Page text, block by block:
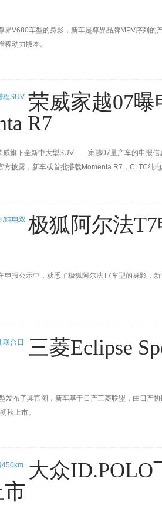
界V680车型的身影，新车是尊界品牌MPV序列
动力版本。
荣威家越07
R7
旗下全新中大型SUV——家越07量产车的申报
方披露，新车或首批搭载Momenta R7，CLTC纯
极狐阿尔法
申报公示中，获悉了极狐阿尔法T7车型的身影，
三菱Eclipse
发布了其官图，新车基于日产三菱联盟，由日产
秋上市。
大众ID.POLO